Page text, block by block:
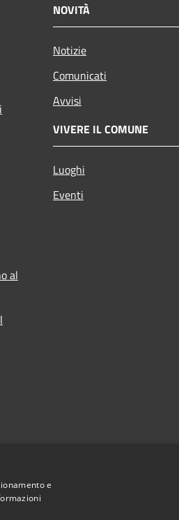
NOVITÀ
Notizie
Comunicati
Avvisi
VIVERE IL COMUNE
Luoghi
Eventi
al
e